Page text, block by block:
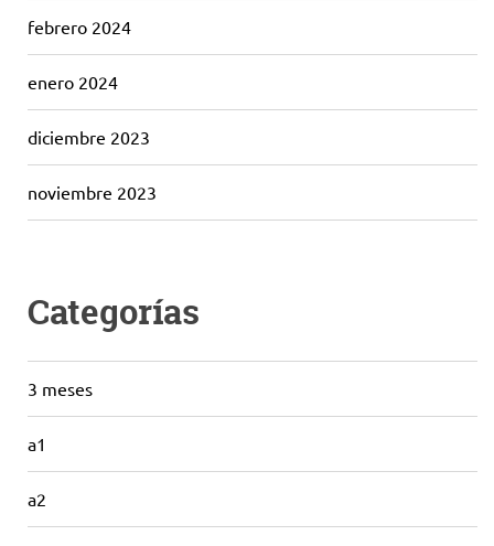
febrero 2024
enero 2024
diciembre 2023
noviembre 2023
Categorías
3 meses
a1
a2